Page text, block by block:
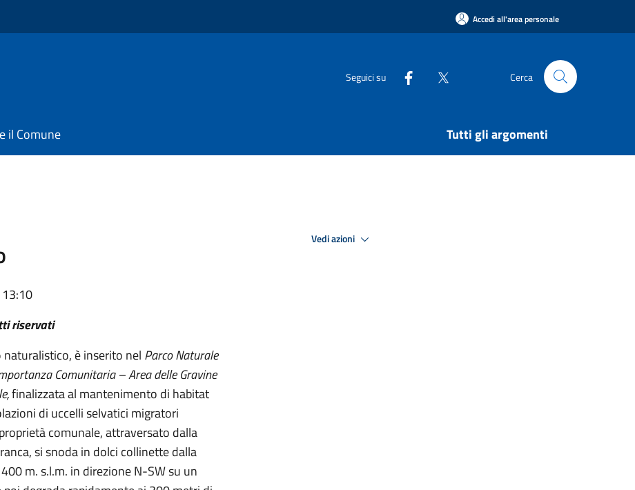
Accedi all'area personale
Seguici su Cerca
il Comune Tutti gli argomenti
riservati
naturalistico, è inserito nel Parco Naturale
Comunitaria – Area delle Gravine
finalizzata al mantenimento di habitat
di uccelli selvatici migratori
comunale, attraversato dalla
si snoda in dolci collinette dalla
m. s.l.m. in direzione N-SW su un
Vedi azioni